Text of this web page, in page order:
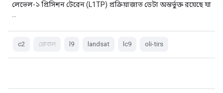
লেভেল-১ প্রিসিশন টেরেন (L1TP) প্রক্রিয়াজাত ডেটা অন্তর্ভুক্ত রয়েছে যা
c2 গ্লোবাল l9 landsat lc9 oli-tirs